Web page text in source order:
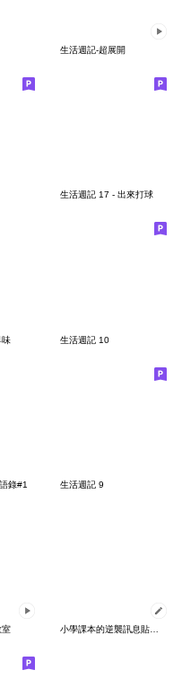
生活週記-超展開
生活週記 17 - 出來打球
味 生活週記 10
錄#1 生活週記 9
室 小學課本的逆襲訊息貼圖- 資訊量太大啦！